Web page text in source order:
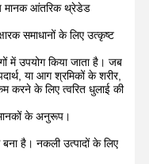
मानक आंतरिक थ्रेडेड
समाधानों के लिए उत्कृष्ट
में उपयोग किया जाता है। जब
या आग श्रमिकों के शरीर,
करने के लिए त्वरित धुलाई की
के अनुरूप।
है। नकली उत्पादों के लिए